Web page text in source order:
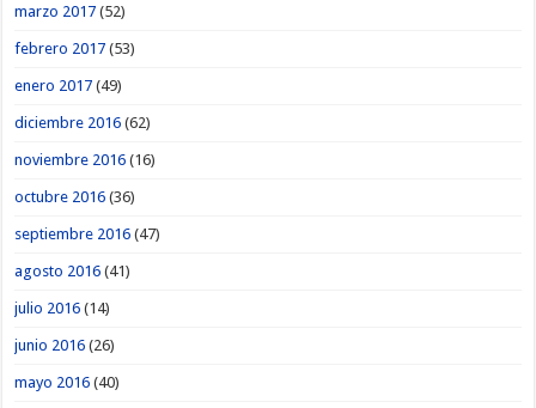
marzo 2017 (52)
febrero 2017 (53)
enero 2017 (49)
diciembre 2016 (62)
noviembre 2016 (16)
octubre 2016 (36)
septiembre 2016 (47)
agosto 2016 (41)
julio 2016 (14)
junio 2016 (26)
mayo 2016 (40)